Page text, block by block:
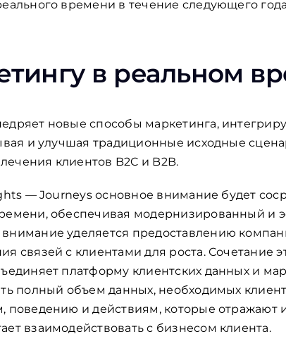
времени в течение следующего
в реальном
новые способы маркетинга,
и улучшая традиционные исходные
клиентов B2C и B2B.
— Journeys основное внимание будет
обеспечивая модернизированный и
уделяется предоставлению
связей с клиентами для роста. Сочетание
платформу клиентских данных и
полный объем данных, необходимых
поведению и действиям, которые отражают
взаимодействовать с бизнесом клиента.